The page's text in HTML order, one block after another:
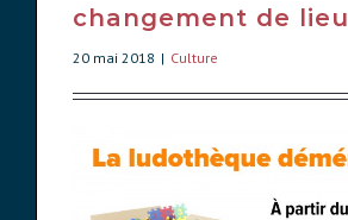
changement de lieu
20 mai 2018 | Culture